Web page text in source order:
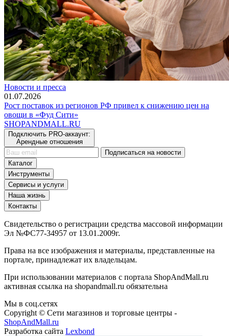
Новости и пресса
01.07.2026
Рост поставок из регионов РФ привел к снижению цен на
овощи в «Фуд Сити»
SHOPANDMALL.RU
Подключить PRO-аккаунт:
Арендные отношения
Подписаться на новости
Каталог
Инструменты
Сервисы и услуги
Наша жизнь
Контакты
Свидетельство о регистрации средства массовой информации
Эл №ФС77-34957 от 13.01.2009г.
Права на все изображения и материалы, представленные на
портале, принадлежат их владельцам.
При использовании материалов с портала ShopAndMall.ru
активная ссылка на shopandmall.ru обязательна
Мы в соц.сетях
Copyright © Сети магазинов и торговые центры -
ShopAndMall.ru
Разработка сайта Lexbond